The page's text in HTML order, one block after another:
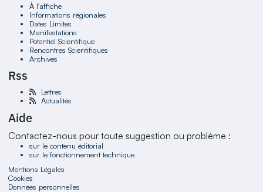
À l'affiche
Informations régionales
Dates Limites
Manifestations
Potentiel Scientifique
Rencontres Scientifiques
Archives
Rss
Lettres
Actualités
Aide
Contactez-nous pour toute suggestion ou problème :
sur le contenu éditorial
sur le fonctionnement technique
Mentions Légales
Cookies
Données personnelles